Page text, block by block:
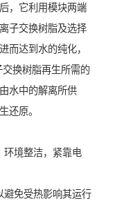
，它利用模块两端
子交换树脂及选择
而达到水的纯化，
交换树脂再生所需的
水中的解离所供
还原。
环境整洁，紧靠电
避免受热影响其运行